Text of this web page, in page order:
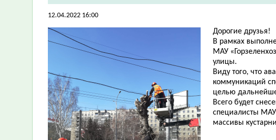
12.04.2022 16:00
Дорогие друзья!
В рамках
МАУ
улицы.
Виду того, что
коммуникаций
целью
Всего будет
специалисты
массивы